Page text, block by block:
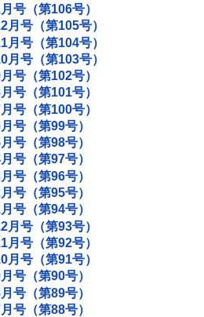
号（第106号）
月号（第105号）
月号（第104号）
月号（第103号）
号（第102号）
号（第101号）
号（第100号）
号（第99号）
号（第98号）
号（第97号）
号（第96号）
号（第95号）
号（第94号）
月号（第93号）
月号（第92号）
月号（第91号）
号（第90号）
号（第89号）
号（第88号）